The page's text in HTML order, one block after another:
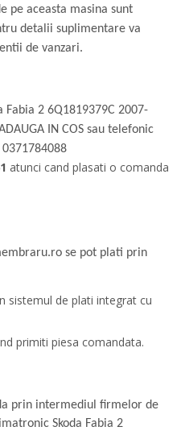
pe aceasta masina sunt
detalii suplimentare va
de vanzari.
2 6Q1819379C 2007-
IN COS sau telefonic
0371784088
atunci cand plasati o comanda
se pot plati prin
sistemul de plati integrat cu
primiti piesa comandata.
prin intermediul firmelor de
Skoda Fabia 2